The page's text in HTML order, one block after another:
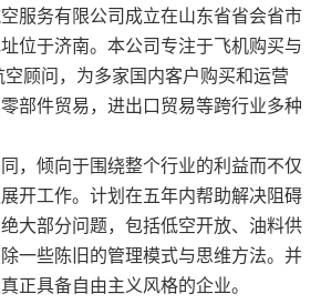
服务有限公司成立在山东省省会省市
位于济南。本公司专注于飞机购买与
顾问，为多家国内客户购买和运营
部件贸易，进出口贸易等跨行业多种
，倾向于围绕整个行业的利益而不仅
开工作。计划在五年内帮助解决阻碍
大部分问题，包括低空开放、油料供
一些陈旧的管理模式与思维方法。并
正具备自由主义风格的企业。